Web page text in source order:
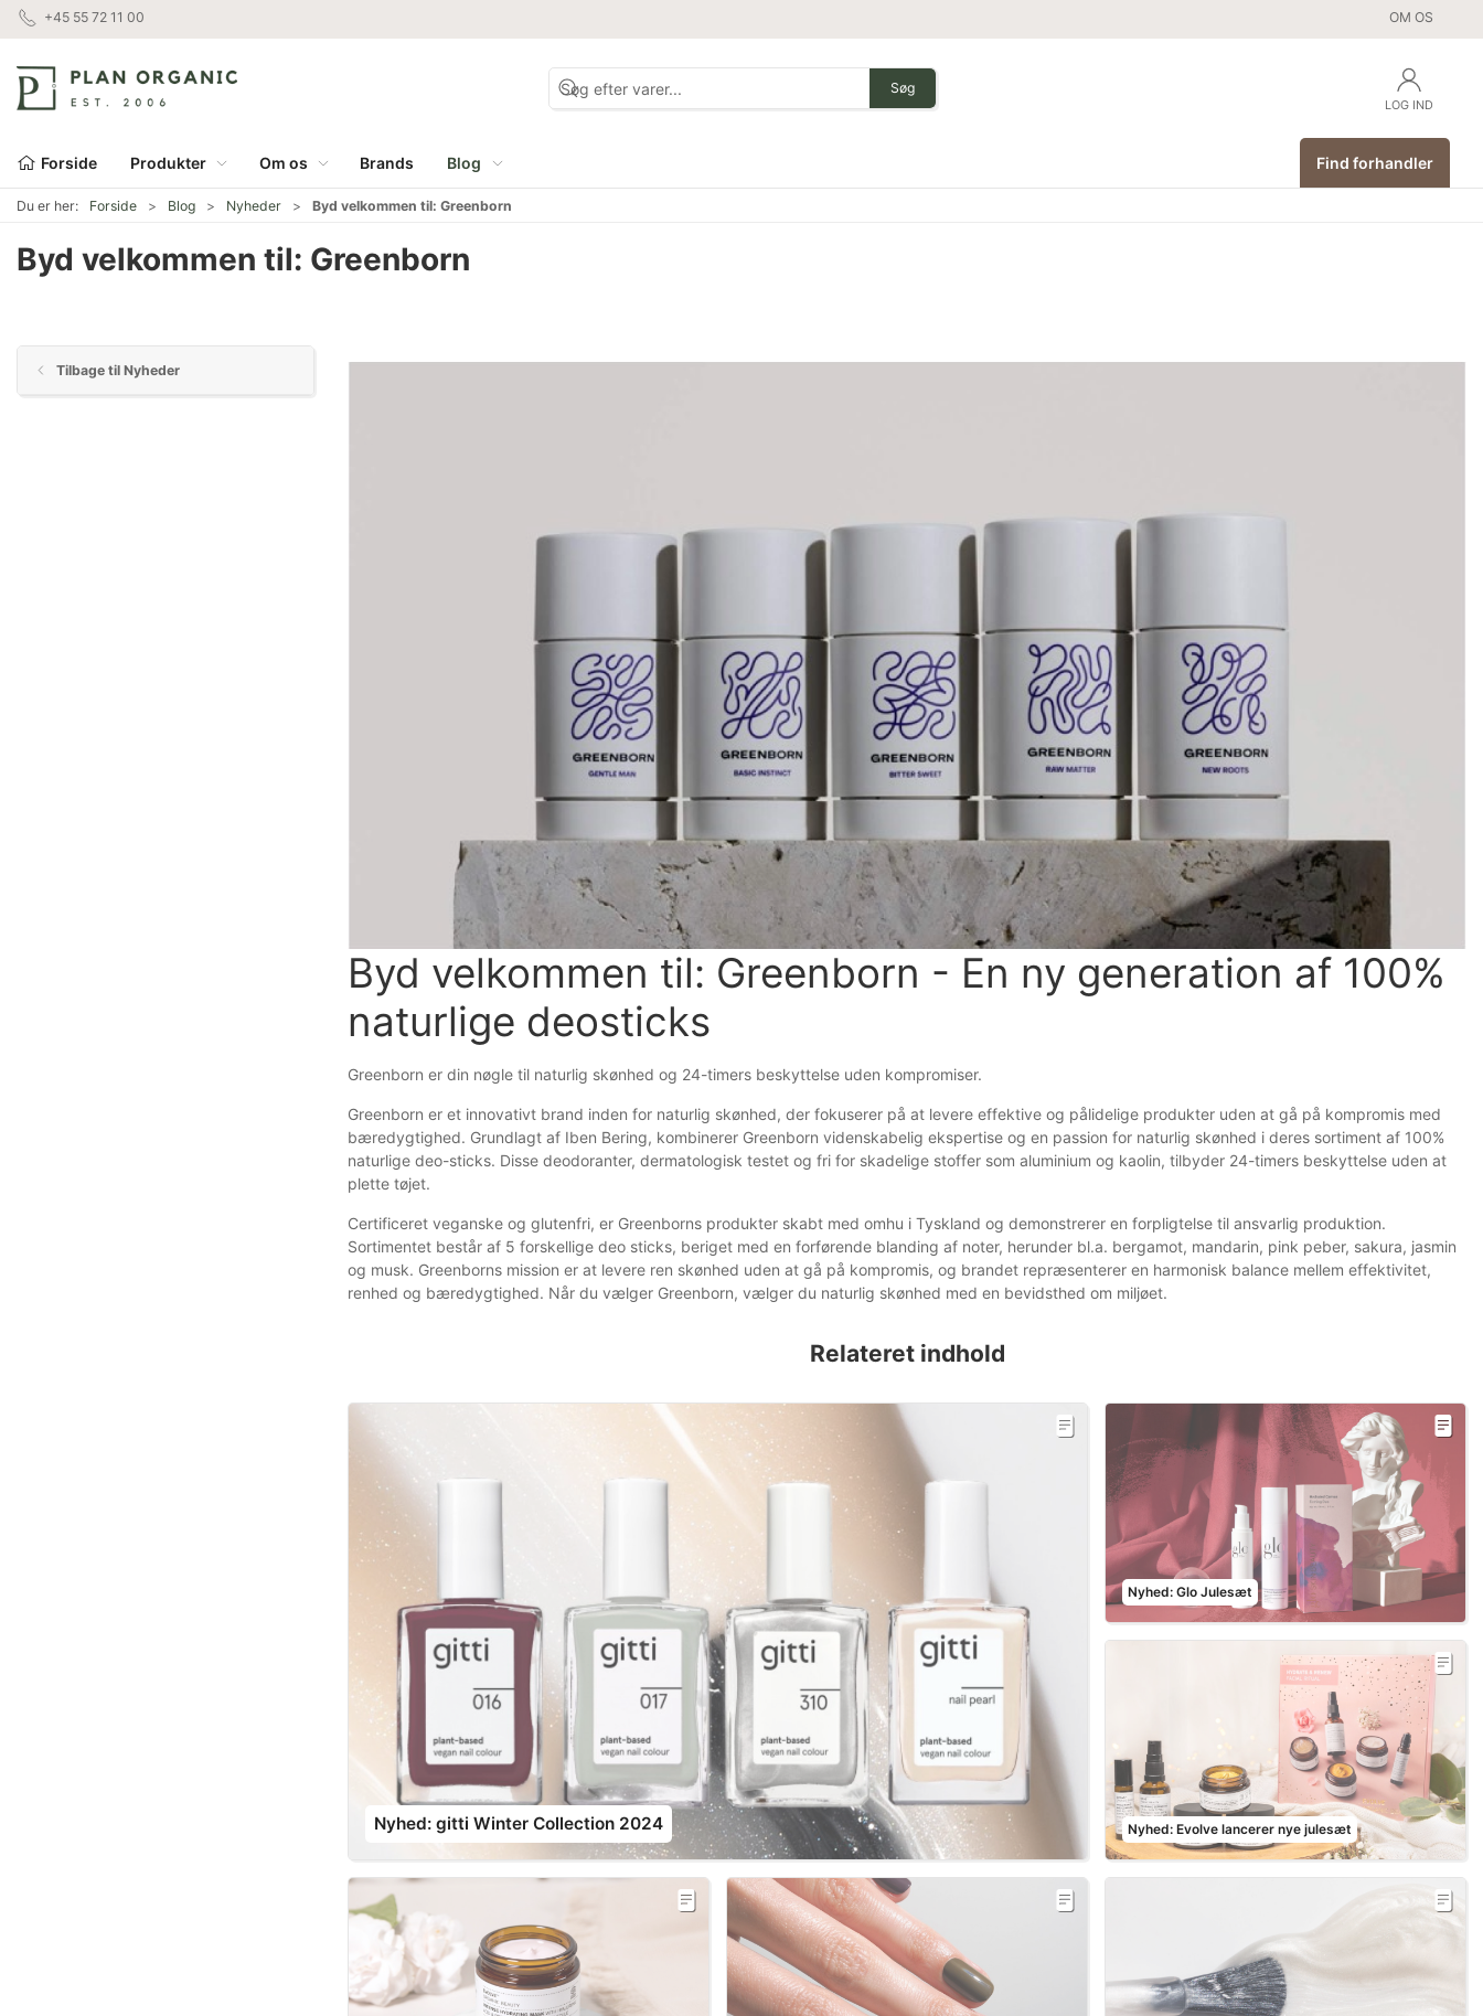
+45 55 72 11 00 OM OS
Søg
LOG IND
Forside Produkter Om os Brands Blog Find forhandler
Du er her: Forside Blog Nyheder Byd velkommen til: Greenborn
Byd velkommen til: Greenborn
Tilbage til Nyheder
Byd velkommen til: Greenborn - En ny generation af 100%
naturlige deosticks
Greenborn er din nøgle til naturlig skønhed og 24-timers beskyttelse uden kompromiser.
Greenborn er et innovativt brand inden for naturlig skønhed, der fokuserer på at levere effektive og pålidelige produkter uden at gå på kompromis med
bæredygtighed. Grundlagt af Iben Bering, kombinerer Greenborn videnskabelig ekspertise og en passion for naturlig skønhed i deres sortiment af 100%
naturlige deo-sticks. Disse deodoranter, dermatologisk testet og fri for skadelige stoffer som aluminium og kaolin, tilbyder 24-timers beskyttelse uden at
plette tøjet.
Certificeret veganske og glutenfri, er Greenborns produkter skabt med omhu i Tyskland og demonstrerer en forpligtelse til ansvarlig produktion.
Sortimentet består af 5 forskellige deo sticks, beriget med en forførende blanding af noter, herunder bl.a. bergamot, mandarin, pink peber, sakura, jasmin
og musk. Greenborns mission er at levere ren skønhed uden at gå på kompromis, og brandet repræsenterer en harmonisk balance mellem effektivitet,
renhed og bæredygtighed. Når du vælger Greenborn, vælger du naturlig skønhed med en bevidsthed om miljøet.
Relateret indhold
Nyhed: gitti Winter Collection 2024
Nyhed: Glo Julesæt
Nyhed: Evolve lancerer nye julesæt